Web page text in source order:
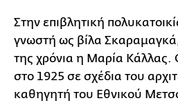
Στην επιβλητική
γνωστή ως βίλα
της χρόνια η Μαρία
στο 1925 σε σχέδια του
καθηγητή του Εθνικού